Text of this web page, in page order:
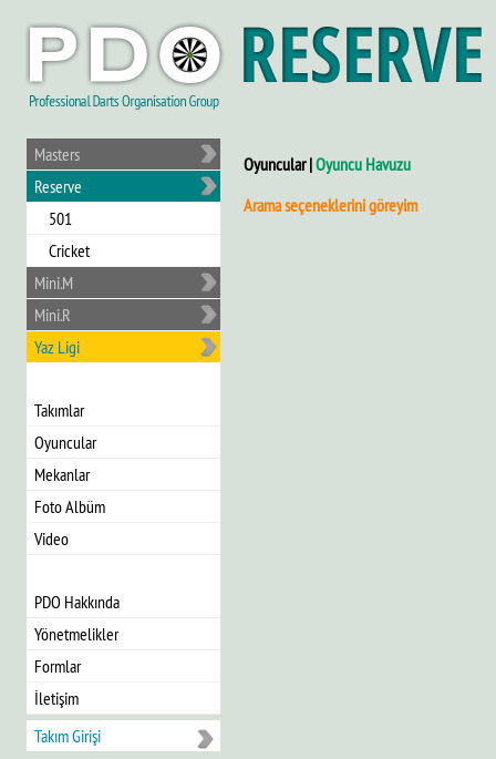
Masters
Reserve
501
Cricket
Mini.M
Mini.R
Yaz Ligi
Takımlar
Oyuncular
Mekanlar
Foto Albüm
Video
PDO Hakkında
Yönetmelikler
Formlar
İletişim
Takım Girişi
Oyuncular |Oyuncu Havuzu
Arama seçeneklerini göreyim